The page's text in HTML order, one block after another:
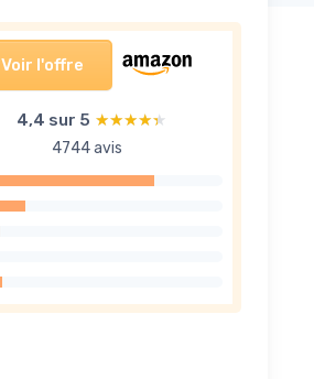
Voir l'offre
4,4 sur 5 ★★★★★
★★★★★
4744 avis